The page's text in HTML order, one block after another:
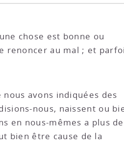
chose est bonne ou
renoncer au mal ; et
avons indiquées des
nous, naissent ou
en nous-mêmes a plus de
bien être cause de la